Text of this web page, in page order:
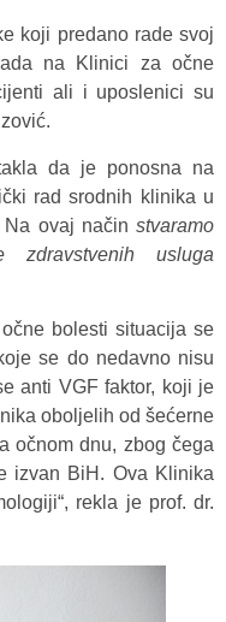
koji predano rade svoj
na Klinici za očne
ali i uposlenici su
da je ponosna na
rad srodnih klinika u
ovaj način stvaramo
usluga
bolesti situacija se
se do nedavno nisu
anti VGF faktor, koji je
oboljelih od šećerne
očnom dnu, zbog čega
izvan BiH. Ova Klinika
rekla je prof. dr.